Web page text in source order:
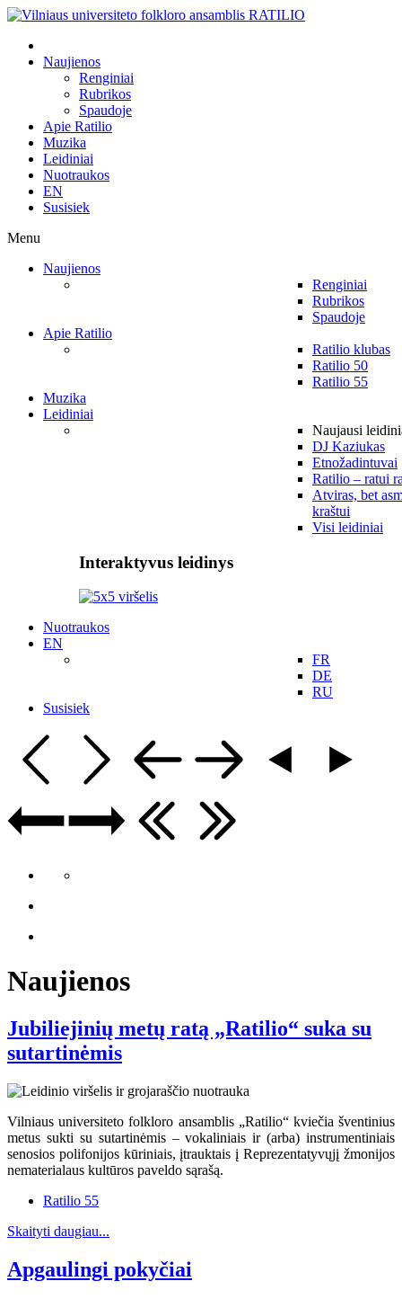
Naujienos
Renginiai
Rubrikos
Spaudoje
Apie Ratilio
Muzika
Leidiniai
Nuotraukos
EN
Susisiek
Menu
Naujienos
Renginiai
Rubrikos
Spaudoje
Apie Ratilio
Ratilio klubas
Ratilio 50
Ratilio 55
Muzika
Leidiniai
Naujausi
DJ Kaziukas
Etnožadintuvai
Ratilio – ratui
Atviras, bet
kraštui
Visi leidiniai
Interaktyvus leidinys
Nuotraukos
EN
FR
DE
RU
Susisiek
Naujienos
Jubiliejinių metų ratą „Ratilio“ suka su
sutartinėmis
Vilniaus universiteto folkloro ansamblis „Ratilio“ kviečia šventinius
metus sukti su sutartinėmis – vokaliniais ir (arba) instrumentiniais
senosios polifonijos kūriniais, įtrauktais į Reprezentatyvųjį žmonijos
nematerialaus kultūros paveldo sąrašą.
Ratilio 55
Skaityti daugiau...
Apgaulingi pokyčiai